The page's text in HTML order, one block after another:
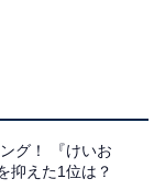
グ！ 『けいお
抑えた1位は？